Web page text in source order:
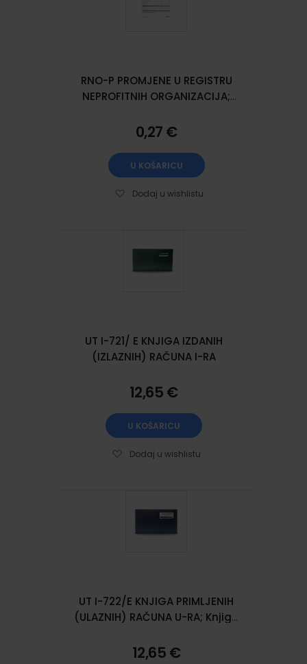
RNO-P PROMJENE U REGISTRU
NEPROFITNIH ORGANIZACIJA;
0,27 €
U KOŠARICU
Dodaj u wishlistu
UT I-721/ E KNJIGA IZDANIH
(IZLAZNIH) RAČUNA I-RA
12,65 €
U KOŠARICU
Dodaj u wishlistu
UT I-722/E KNJIGA PRIMLJENIH
(ULAZNIH) RAČUNA U-RA; Knjiga
12,65 €